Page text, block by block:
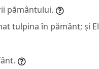
pământului.
tulpina în pământ; și El